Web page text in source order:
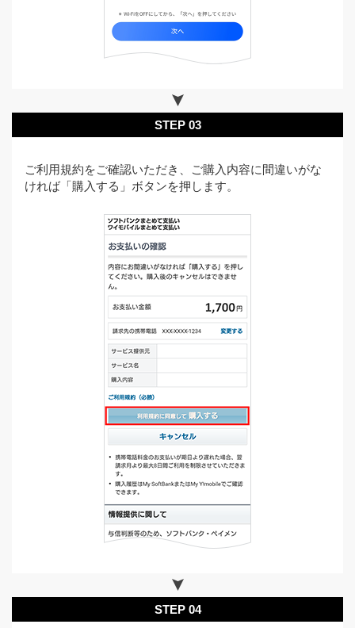
STEP 03
ご利用規約をご確認いただき、ご購入内容に間違いがな
ければ「購入する」ボタンを押します。
STEP 04